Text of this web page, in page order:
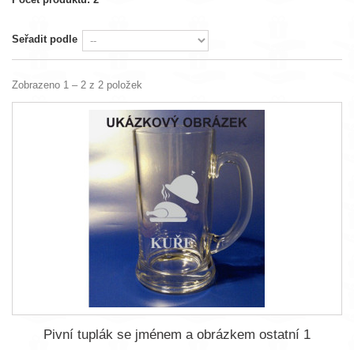
Seřadit podle
Zobrazeno 1 – 2 z 2 položek
Pivní tuplák se jménem a obrázkem ostatní 1